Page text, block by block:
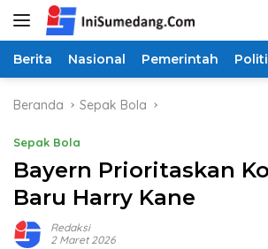
Langsung
Berita Nasional Pemerintah
Beranda Sepak Bola
Sepak Bola
Bayern Prioritaskan
Baru Harry Kane
Redaksi
2 Maret 2026